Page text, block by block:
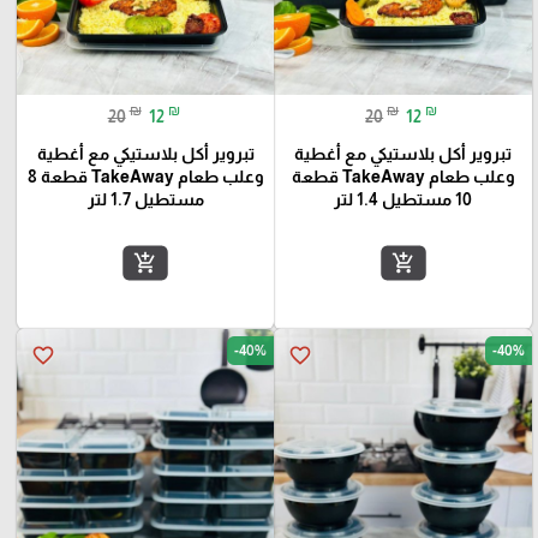
20 ₪ 12 ₪
تبروير أكل بلاستيكي مع أغطية
وعلب طعام TakeAway قطعة
10 مستطيل 1.4 لتر
add_shopping_cart
20 ₪ 12 ₪
تبروير أكل بلاستيكي مع أغطية
وعلب طعام TakeAway قطعة 8
مستطيل 1.7 لتر
add_shopping_cart
favorite_border -40%
favorite_border -40%